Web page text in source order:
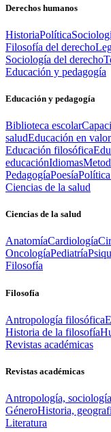
Derechos humanos
HistoriaPolítica
Filosofía del derecho
Sociología del derecho
Educación y pedagogía
Educación y pedagogía
Biblioteca escolar
saludEducación en
Educación filosófica
educaciónIdiomas
PedagogíaPoesía
Ciencias de la salud
Ciencias de la salud
AnatomíaCardiología
OncologíaPediatría
Filosofía
Filosofía
Antropología filosófica
Historia de la filosofía
Revistas académicas
Revistas académicas
Antropología, sociología
GéneroHistoria,
Literatura